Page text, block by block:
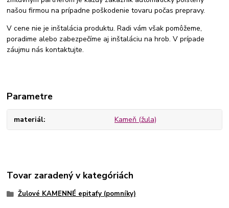
našou firmou na prípadne poškodenie tovaru počas prepravy.
V cene nie je inštalácia produktu. Radi vám však pomôžeme,
poradime alebo zabezpečíme aj inštaláciu na hrob. V prípade
záujmu nás kontaktujte.
Parametre
materiál Kameň (žula)
Tovar zaradený v kategóriách
Žulové KAMENNÉ epitafy (pomníky)